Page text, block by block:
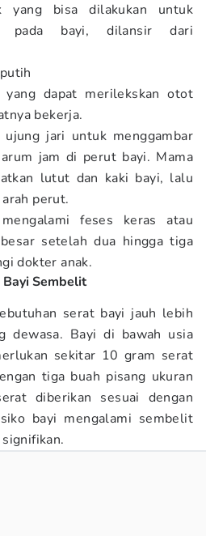
yang bisa dilakukan untuk
pada bayi, dilansir dari
yang dapat merilekskan otot
bekerja.
jari untuk menggambar
jam di perut bayi. Mama
lutut dan kaki bayi, lalu
perut.
feses keras atau
setelah dua hingga tiga
dokter anak.
Sembelit
serat bayi jauh lebih
dewasa. Bayi di bawah usia
sekitar 10 gram serat
tiga buah pisang ukuran
diberikan sesuai dengan
bayi mengalami sembelit